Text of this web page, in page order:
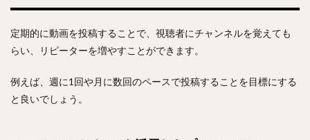
定期的に動画を投稿することで、視聴者にチャンネルを覚えても
らい、リピーターを増やすことができます。
例えば、週に1回や月に数回のペースで投稿することを目標にする
と良いでしょう。